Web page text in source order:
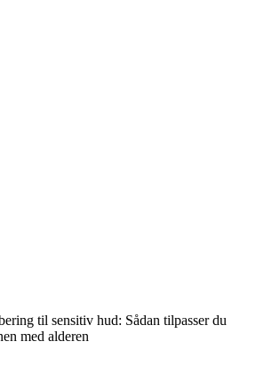
til sensitiv hud: Sådan tilpasser du
med alderen